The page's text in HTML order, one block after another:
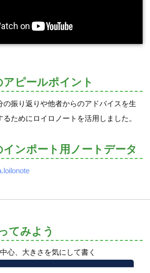
ピールポイント
の振り返りや他者からのアドバイスを生
ためにロイロノートを活用しました。
インポート用ノートデータ
てみよう
心、大きさを気にして書く